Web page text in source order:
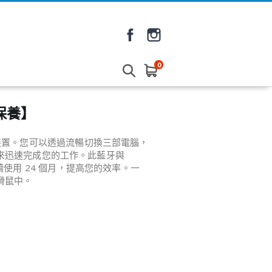
0
】
。您可以透過流暢切換三部電腦，
迅速完成您的工作。此藍牙與
用 24 個月，提高您的效率。一
中。